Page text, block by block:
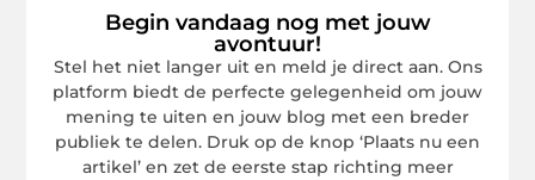
Begin vandaag nog met jouw
avontuur!
Stel het niet langer uit en meld je direct aan. Ons
platform biedt de perfecte gelegenheid om jouw
mening te uiten en jouw blog met een breder
publiek te delen. Druk op de knop ‘Plaats nu een
artikel’ en zet de eerste stap richting meer